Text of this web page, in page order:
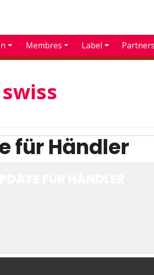
Membres Label Partners
swiss
für Händler